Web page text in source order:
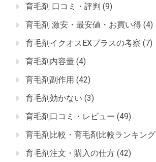
育毛剤 口コミ・評判 (9)
育毛剤 激安・最安値・お買い得 (4)
育毛剤イクオスEXプラスの考察 (7)
育毛剤内容量 (4)
育毛剤副作用 (42)
育毛剤効かない (3)
育毛剤口コミ・レビュー (49)
育毛剤比較・育毛剤比較ランキング
育毛剤注文・購入の仕方 (42)